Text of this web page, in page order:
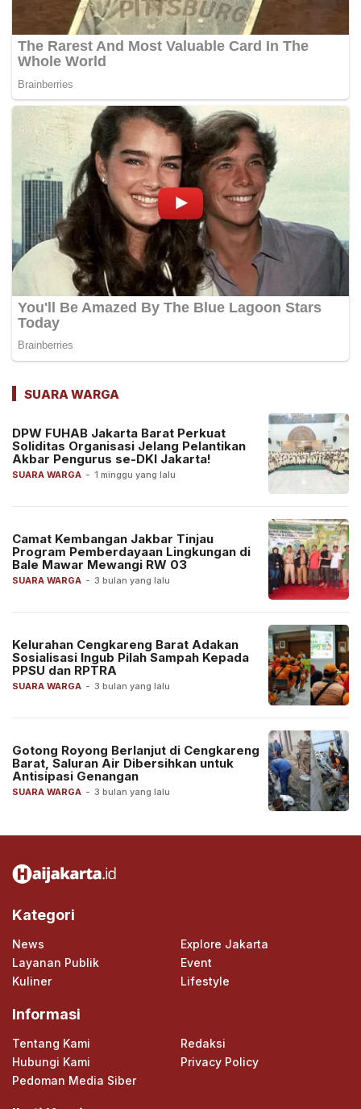
SUARA WARGA
SUARA WARGA - 1 minggu yang lalu
DPW FUHAB Jakarta Barat Perkuat
Soliditas Organisasi Jelang Pelantikan
Akbar Pengurus se-DKI Jakarta!
SUARA WARGA - 3 bulan yang lalu
Camat Kembangan Jakbar Tinjau
Program Pemberdayaan Lingkungan di
Bale Mawar Mewangi RW 03
SUARA WARGA - 3 bulan yang lalu
Kelurahan Cengkareng Barat Adakan
Sosialisasi Ingub Pilah Sampah Kepada
PPSU dan RPTRA
SUARA WARGA - 3 bulan yang lalu
Gotong Royong Berlanjut di Cengkareng
Barat, Saluran Air Dibersihkan untuk
Antisipasi Genangan
Kategori
News
Explore Jakarta
Layanan Publik
Event
Kuliner
Lifestyle
Informasi
Tentang Kami
Redaksi
Hubungi Kami
Privacy Policy
Pedoman Media Siber